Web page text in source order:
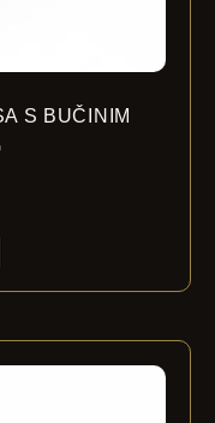
S BUČINIM